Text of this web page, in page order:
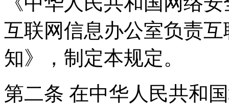
互联网信息办公室负责
知》，制定本规定。
第二条 在中华人民共和